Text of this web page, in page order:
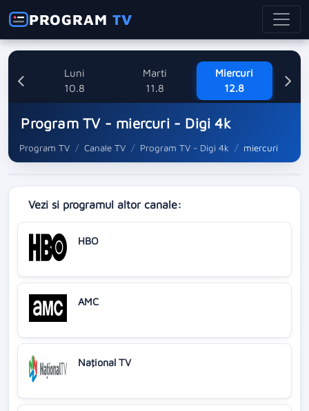
PROGRAMTV
Luni
10.8
Marti
11.8
Miercuri
12.8
Program TV - miercuri - Digi 4k
Program TV Canale TV Program TV - Digi 4k miercuri
Vezi si programul altor canale:
HBO
AMC
Naţional TV